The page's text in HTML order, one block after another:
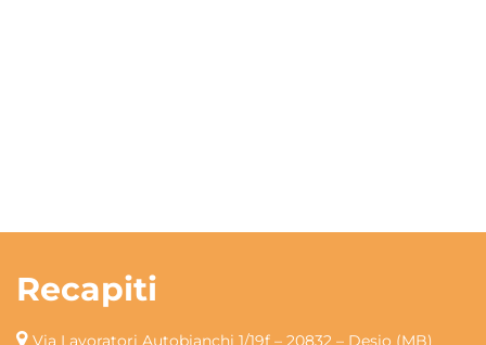
Recapiti
Via Lavoratori Autobianchi 1/19f – 20832 – Desio (MB)